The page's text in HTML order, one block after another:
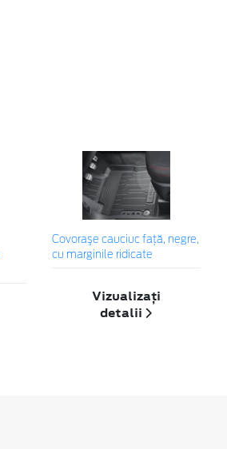
Covoraşe cauciuc față, negre,
cu marginile ridicate
Vizualizați
detalii